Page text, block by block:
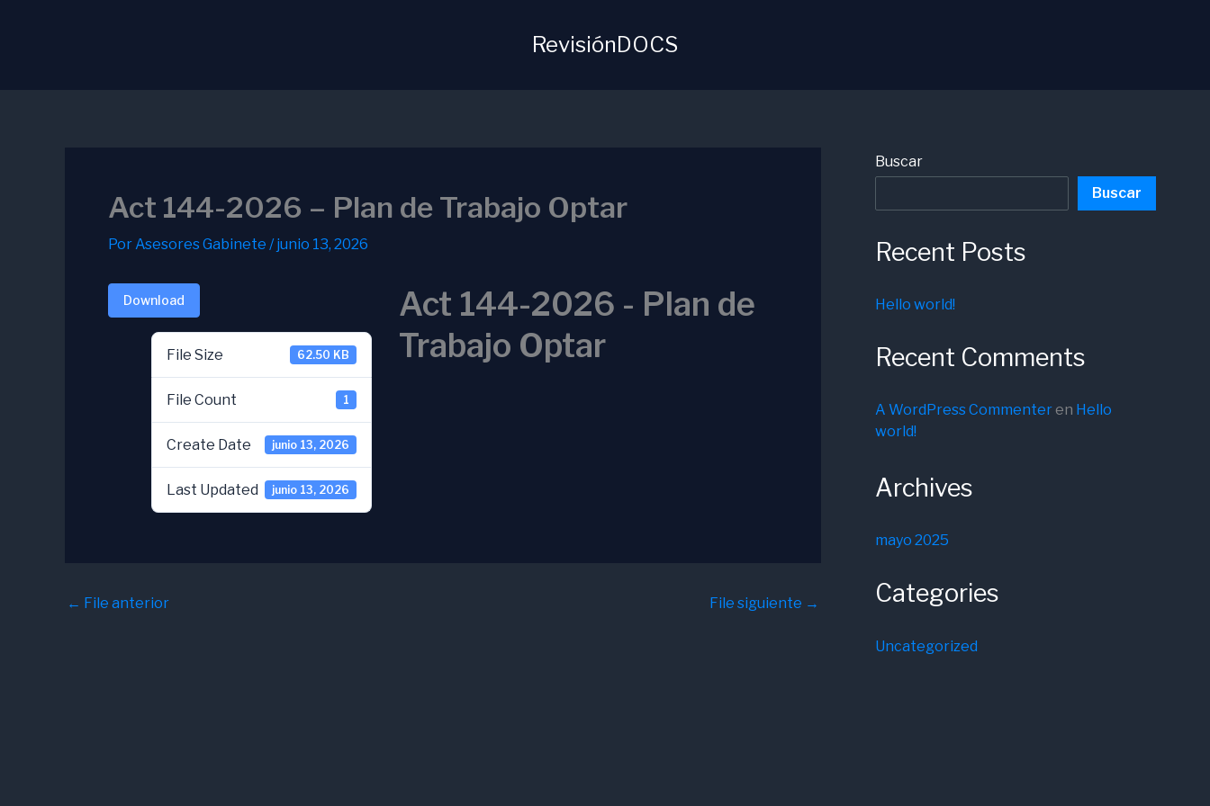
RevisiónDOCS
Act 144-2026 – Plan de Trabajo Optar
PorAsesores Gabinete /junio 13, 2026
Download
File Size 62.50 KB
File Count 1
Create Date junio 13, 2026
Last Updated junio 13, 2026
Act 144-2026 - Plan de
Trabajo Optar
← File anterior File siguiente →
Buscar
Buscar
Recent Posts
Hello world!
Recent Comments
A WordPress Commenteren Hello
world!
Archives
mayo 2025
Categories
Uncategorized